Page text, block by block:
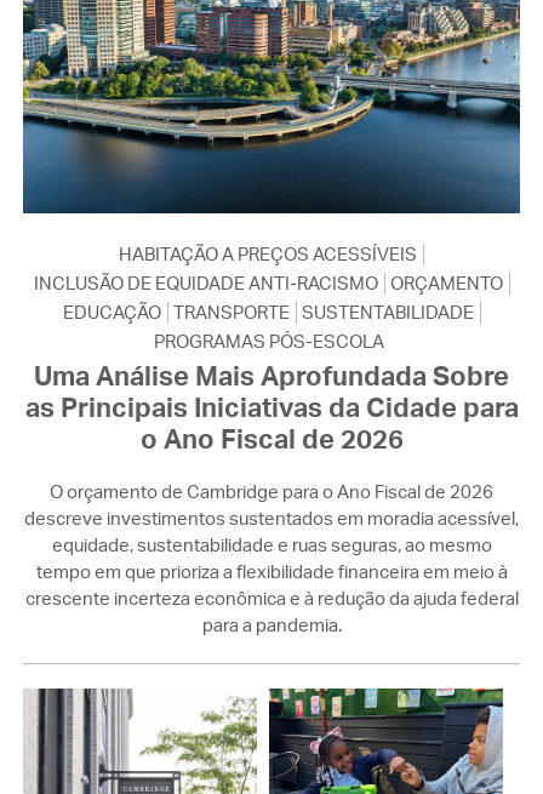
HABITAÇÃO A PREÇOS ACESSÍVEIS
INCLUSÃO DE EQUIDADE ANTI-RACISMO ORÇAMENTO
EDUCAÇÃO TRANSPORTE SUSTENTABILIDADE
PROGRAMAS PÓS-ESCOLA
Uma Análise Mais Aprofundada Sobre
as Principais Iniciativas da Cidade para
o Ano Fiscal de 2026
O orçamento de Cambridge para o Ano Fiscal de 2026
descreve investimentos sustentados em moradia acessível,
equidade, sustentabilidade e ruas seguras, ao mesmo
tempo em que prioriza a flexibilidade financeira em meio à
crescente incerteza econômica e à redução da ajuda federal
para a pandemia.